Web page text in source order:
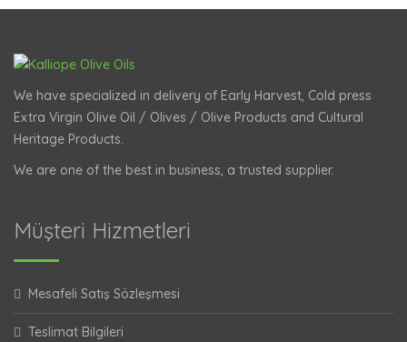
We have specialized in delivery of Early Harvest, Cold press
Extra Virgin Olive Oil / Olives / Olive Products and Cultural
Heritage Products.
We are one of the best in business, a trusted supplier.
Müşteri Hizmetleri
Mesafeli Satış Sözleşmesi
Teslimat Bilgileri